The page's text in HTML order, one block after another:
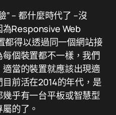
” – 都什麼時代了 –沒
為Responsive Web
都得以透過同一個網站接
個裝置都不一樣，我們
當的裝置就應該出現適
前活在2014的年代，是
乎有一台平板或智慧型
的了。